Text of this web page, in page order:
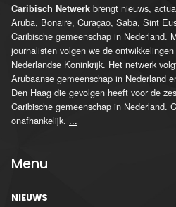
Caribisch Netwerk brengt nieuws,
Aruba, Bonaire, Curaçao, Saba, Sint
Caribische gemeenschap in Nederland.
journalisten volgen we de
Nederlandse Koninkrijk. Het netwerk
Arubaanse gemeenschap in Nederland
Den Haag die gevolgen heeft voor de
Caribische gemeenschap in Nederland.
onafhankelijk. ...
Menu
NIEUWS